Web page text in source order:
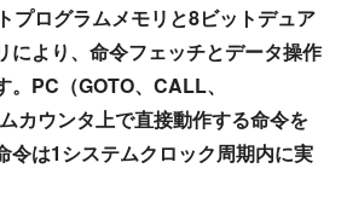
プログラムメモリと8ビットデュア
により、命令フェッチとデータ操作
PC（GOTO、CALL、
カウンタ上で直接動作する命令を
令は1システムクロック周期内に実